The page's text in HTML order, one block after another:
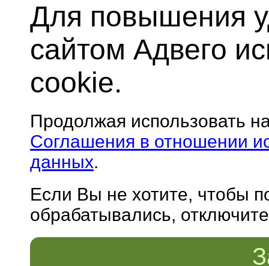
Для повышения
сайтом Адвего
cookie.
Продолжая использовать
Соглашения в отношении
данных.
Если Вы не хотите, чтобы
обрабатывались,